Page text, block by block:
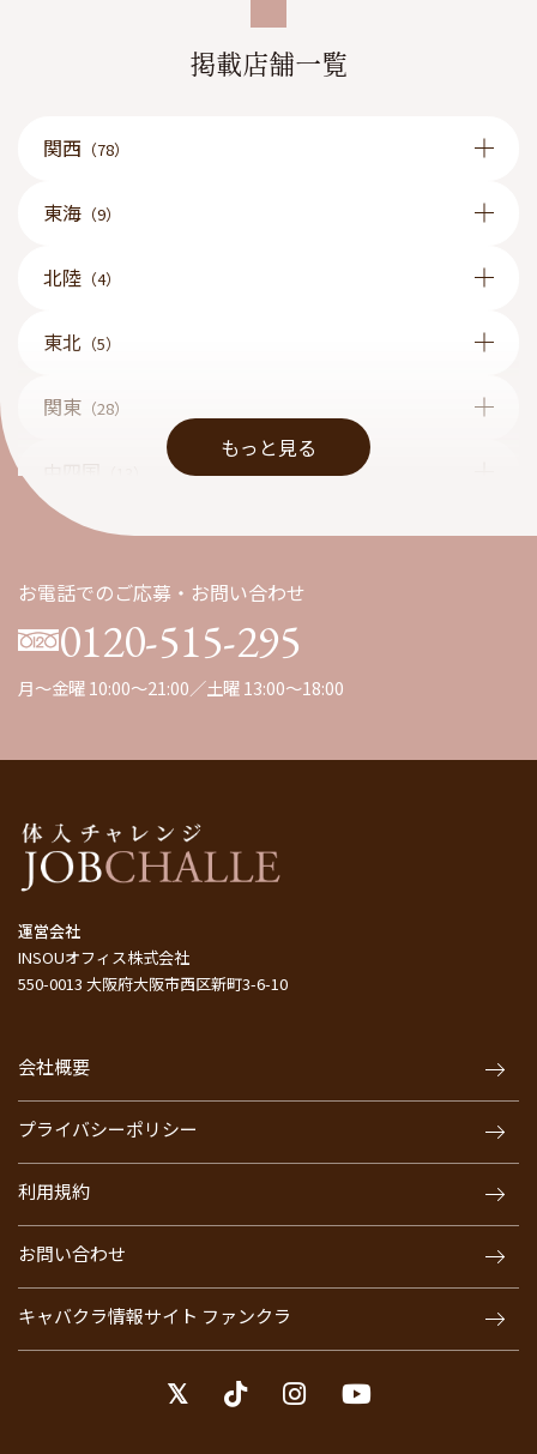
掲載店舗一覧
関西 （78）
東海 （9）
北陸 （4）
東北 （5）
関東 （28）
（1）
もっと見る
お電話でのご応募・お問い合わせ
0120-515-295
月～金曜 10:00～21:00／土曜 13:00～18:00
運営会社
INSOUオフィス株式会社
550-0013 大阪府大阪市西区新町3-6-10
会社概要
プライバシーポリシー
利用規約
お問い合わせ
キャバクラ情報サイト ファンクラ